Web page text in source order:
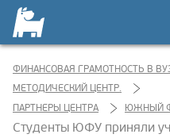
ФИНАНСОВАЯ ГРАМОТНОСТЬ В
МЕТОДИЧЕСКИЙ ЦЕНТР.
ПАРТНЕРЫ ЦЕНТРА
ЮЖНЫЙ
Студенты ЮФУ приняли